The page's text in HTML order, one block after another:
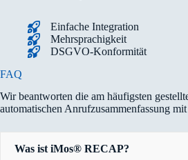
Einfache Integration
Mehrsprachigkeit
DSGVO-Konformität
FAQ
Wir beantworten die am häufigsten
automatischen Anrufzusammenfassung
Was ist iMos® RECAP?